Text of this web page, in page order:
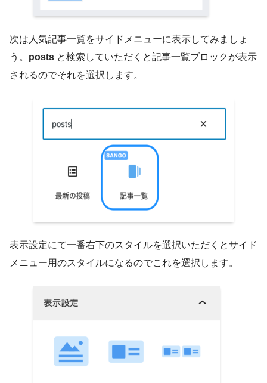
次は人気記事一覧をサイドメニューに表示してみましょ
う。 posts と検索していただくと記事一覧ブロックが表示
されるのでそれを選択します。
表示設定にて一番右下のスタイルを選択いただくとサイド
メニュー用のスタイルになるのでこれを選択します。